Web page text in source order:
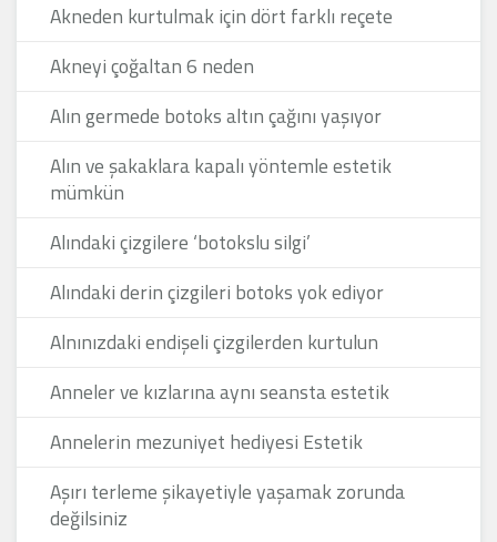
Akneden kurtulmak için dört farklı reçete
Akneyi çoğaltan 6 neden
Alın germede botoks altın çağını yaşıyor
Alın ve şakaklara kapalı yöntemle estetik
mümkün
Alındaki çizgilere ‘botokslu silgi’
Alındaki derin çizgileri botoks yok ediyor
Alnınızdaki endişeli çizgilerden kurtulun
Anneler ve kızlarına aynı seansta estetik
Annelerin mezuniyet hediyesi Estetik
Aşırı terleme şikayetiyle yaşamak zorunda
değilsiniz